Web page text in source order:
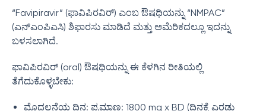
“Favipiravir” (ಫಾವಿಪಿರವಿರ್) ಎಂಬ ಔಷಧಿಯನ್ನು “NMPAC”
(ಎನ್ಎಂಪಿಎಸಿ) ಶಿಫಾರಸು ಮಾಡಿದೆ ಮತ್ತು ಅಮೆರಿಕದಲ್ಲೂ ಇದನ್ನು
ಬಳಸಲಾಗಿದೆ.
ಫಾವಿಪಿರವಿರ್ (oral) ಔಷಧಿಯನ್ನು ಈ ಕೆಳಗಿನ ರೀತಿಯಲ್ಲಿ
ತೆಗೆದುಕೊಳ್ಳಬೇಕು:
ಮೊದಲನೆಯ ದಿನ: ಪ್ರಮಾಣ: 1800 mg x BD (ದಿನಕ್ಕೆ ಎರಡು